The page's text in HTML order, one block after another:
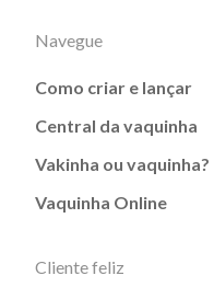
Navegue
Como criar e lançar
Central da vaquinha
Vakinha ou vaquinha?
Vaquinha Online
Cliente feliz